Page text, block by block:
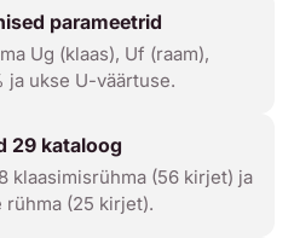
parameetrid
Ug (klaas), Uf (raam),
ja ukse U-väärtuse.
29 kataloog
klaasimisrühma (56 kirjet) ja
rühma (25 kirjet).